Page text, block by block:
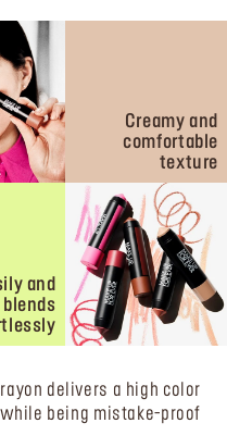
Creamy and
comfortable
texture
and
blends
delivers a high color
being mistake-proof.